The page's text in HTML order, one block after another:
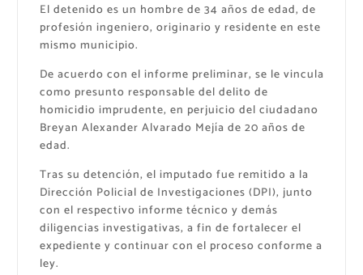
El detenido es un hombre de 34 años de edad, de
profesión ingeniero, originario y residente en este
mismo municipio.
De acuerdo con el informe preliminar, se le vincula
como presunto responsable del delito de
homicidio imprudente, en perjuicio del ciudadano
Breyan Alexander Alvarado Mejía de 20 años de
edad.
Tras su detención, el imputado fue remitido a la
Dirección Policial de Investigaciones (DPI), junto
con el respectivo informe técnico y demás
diligencias investigativas, a fin de fortalecer el
expediente y continuar con el proceso conforme a
ley.